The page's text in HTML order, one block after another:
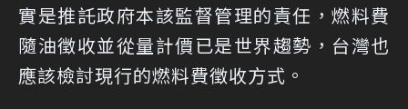
實是推託政府本該監督管理的責任，燃料費
隨油徵收並從量計價已是世界趨勢，台灣也
應該檢討現行的燃料費徵收方式。